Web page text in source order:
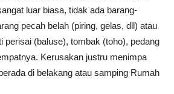
luar biasa, tidak ada barang-
pecah belah (piring, gelas, dll) atau
perisai (baluse), tombak (toho), pedang
Kerusakan justru menimpa
di belakang atau samping Rumah